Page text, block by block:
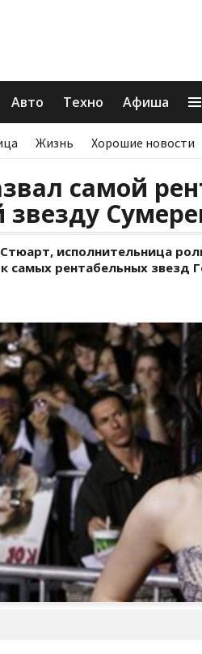
Авто Техно Афиша
Жизнь Хорошие новости
самой
звезду
исполнительница
самых рентабельных звезд